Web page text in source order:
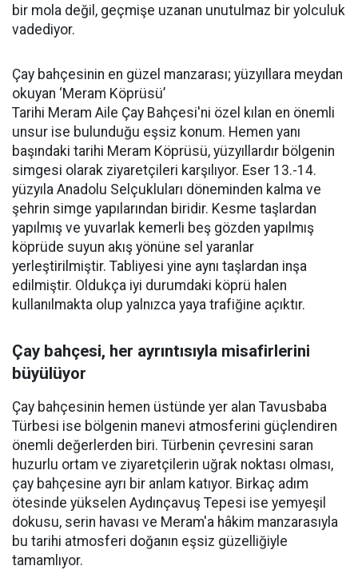
bir mola değil, geçmişe uzanan unutulmaz bir yolculuk
vadediyor.
Çay bahçesinin en güzel manzarası; yüzyıllara meydan
okuyan ‘Meram Köprüsü’
Tarihi Meram Aile Çay Bahçesi'ni özel kılan en önemli
unsur ise bulunduğu eşsiz konum. Hemen yanı
başındaki tarihi Meram Köprüsü, yüzyıllardır bölgenin
simgesi olarak ziyaretçileri karşılıyor. Eser 13.-14.
yüzyıla Anadolu Selçukluları döneminden kalma ve
şehrin simge yapılarından biridir. Kesme taşlardan
yapılmış ve yuvarlak kemerli beş gözden yapılmış
köprüde suyun akış yönüne sel yaranlar
yerleştirilmiştir. Tabliyesi yine aynı taşlardan inşa
edilmiştir. Oldukça iyi durumdaki köprü halen
kullanılmakta olup yalnızca yaya trafiğine açıktır.
Çay bahçesi, her ayrıntısıyla misafirlerini
büyülüyor
Çay bahçesinin hemen üstünde yer alan Tavusbaba
Türbesi ise bölgenin manevi atmosferini güçlendiren
önemli değerlerden biri. Türbenin çevresini saran
huzurlu ortam ve ziyaretçilerin uğrak noktası olması,
çay bahçesine ayrı bir anlam katıyor. Birkaç adım
ötesinde yükselen Aydınçavuş Tepesi ise yemyeşil
dokusu, serin havası ve Meram'a hâkim manzarasıyla
bu tarihi atmosferi doğanın eşsiz güzelliğiyle
tamamlıyor.